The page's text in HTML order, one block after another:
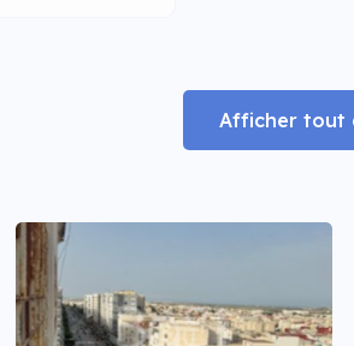
Afficher tout